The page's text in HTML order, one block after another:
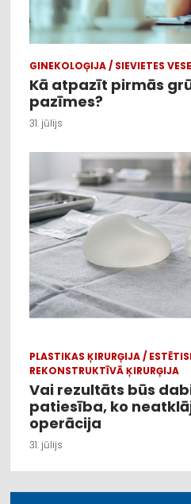
GINEKOLOĢIJA / SIEVIETES
Kā atpazīt pirmās
pazīmes?
31. jūlijs
PLASTIKAS ĶIRURĢIJA /
REKONSTRUKTĪVĀ ĶIRURĢIJA
Vai rezultāts būs
patiesība, ko
operācija
31. jūlijs